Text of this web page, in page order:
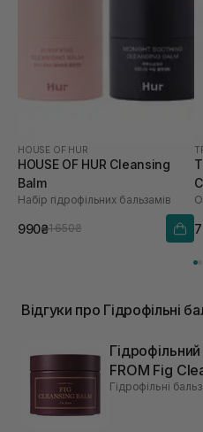
HOUSE OF HUR
HOUSE OF HUR Cleansing
Balm
Набір гідрофільних бальзамів
990₴1 650₴
Відгуки про Гідрофільні
FROM Fig
Гідрофільні